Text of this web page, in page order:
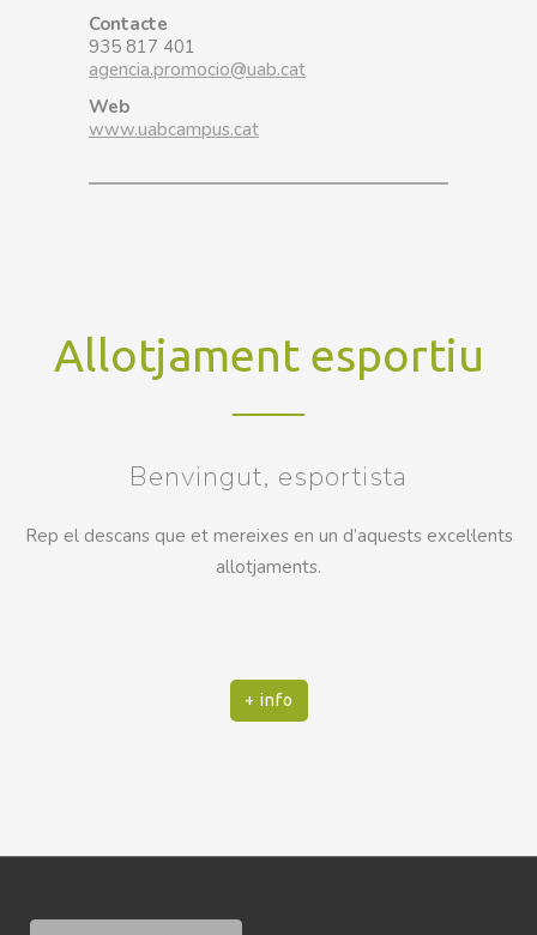
Contacte
935 817 401
agencia.promocio@uab.cat
Web
www.uabcampus.cat
Allotjament esportiu
Benvingut, esportista
Rep el descans que et mereixes en un d’aquests excel·lents
allotjaments.
+ info